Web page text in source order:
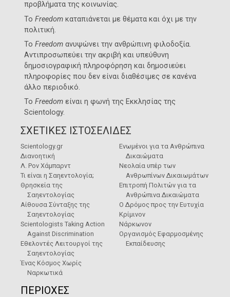
προβλήματα της κοινωνίας.
ΤοFreedom καταπιάνεται με θέματα και όχι με την
πολιτική.
ΤοFreedom ανυψώνει την ανθρώπινη φιλοδοξία.
Αντιπροσωπεύει την ακριβή και υπεύθυνη
δημοσιογραφική πληροφόρηση και δημοσιεύει
πληροφορίες που δεν είναι διαθέσιμες σε κανένα
άλλο περιοδικό.
ΤοFreedom είναι η φωνή της Εκκλησίας της
Scientology.
ΣΧΕΤΙΚΕΣ ΙΣΤΟΣΕΛΙΔΕΣ
Scientology.gr
Διανοητική
Λ. Ρον Χάμπαρντ
Τι είναι η Σαηεντολογία;
Θρησκεία της
Σαηεντολογίας
Αίθουσα Σύνταξης της
Σαηεντολογίας
Scientologists Taking Action
Against Discrimination
Εθελοντές Λειτουργοί της
Σαηεντολογίας
Ένας Κόσμος Χωρίς
Ναρκωτικά
Ενωμένοι για τα Ανθρώπινα
Δικαιώματα
Νεολαία υπέρ των
Ανθρωπίνων Δικαιωμάτων
Επιτροπή Πολιτών για τα
Ανθρώπινα Δικαιώματα
Ο Δρόμος προς την Ευτυχία
Κρίμινον
Νάρκωνον
Οργανισμός Εφαρμοσμένης
Εκπαίδευσης
ΠΕΡΙΟΧΕΣ